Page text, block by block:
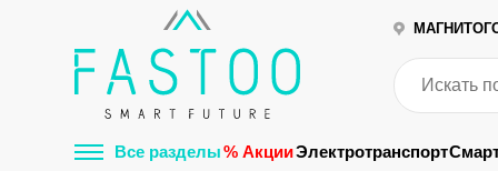
Все разделы% АкцииЭлектротранспорт